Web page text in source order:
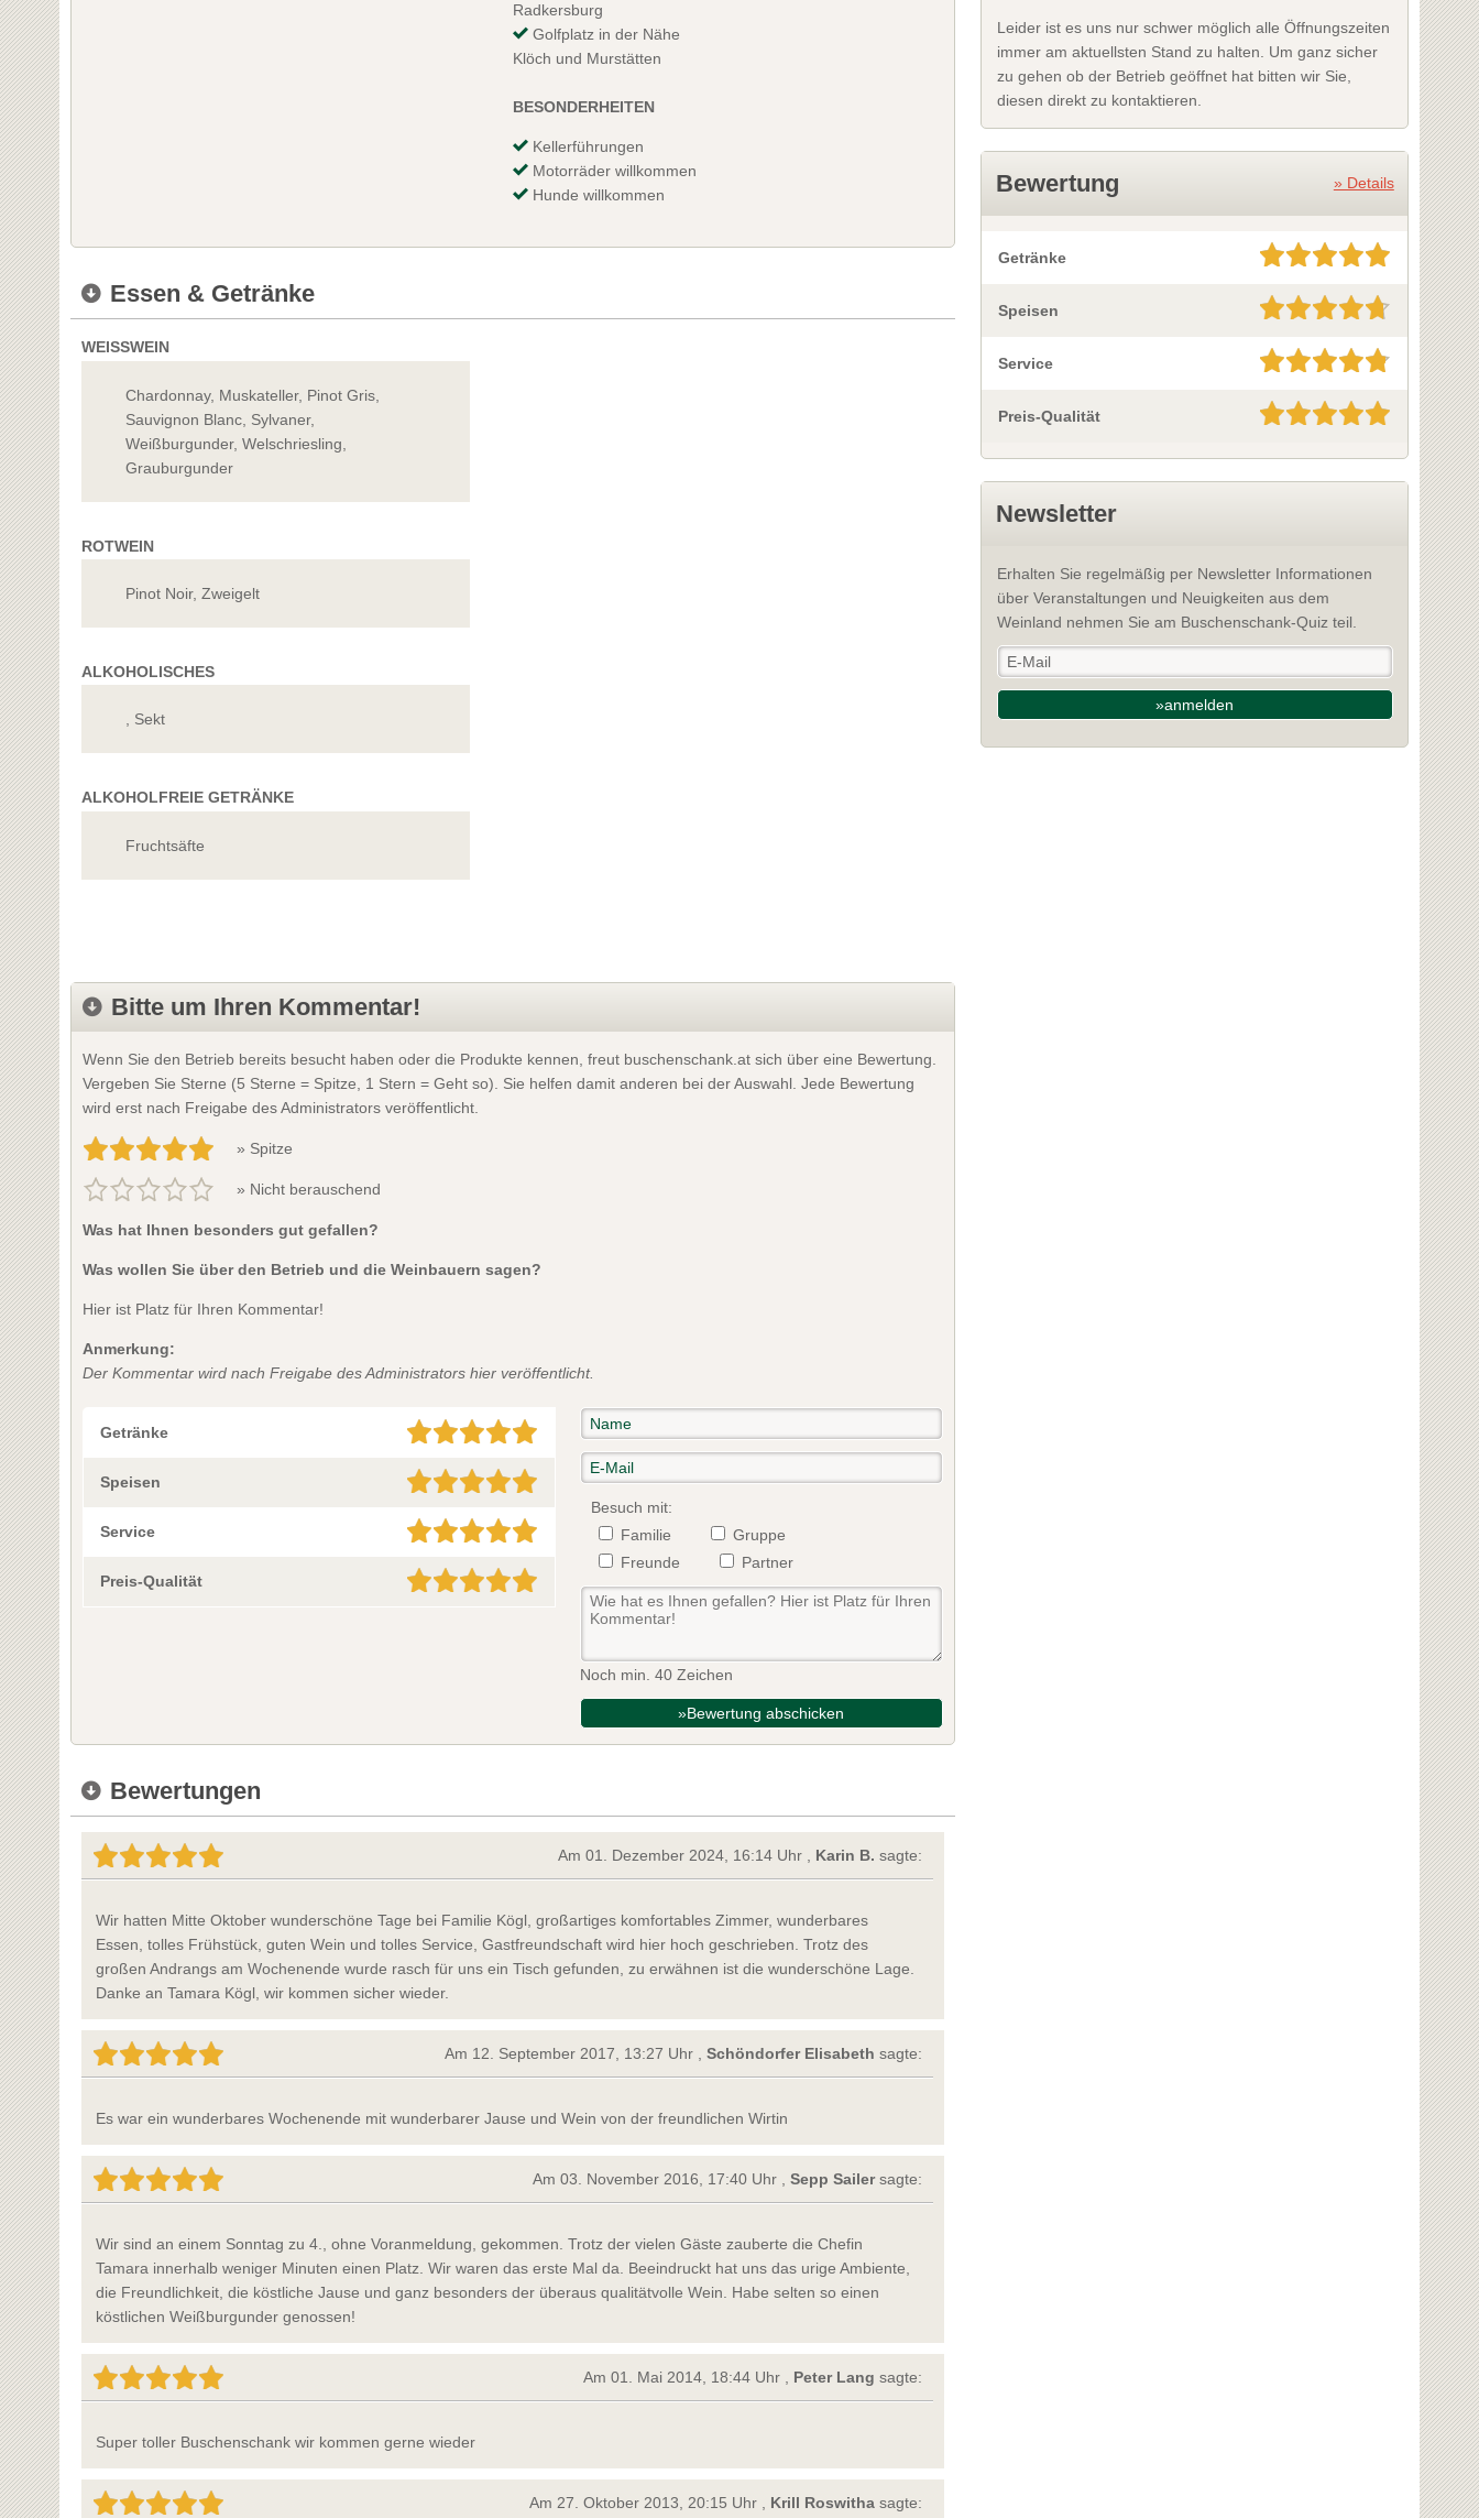
Radkersburg
Golfplatz in der Nähe
Klöch und Murstätten
BESONDERHEITEN
Kellerführungen
Motorräder willkommen
Hunde willkommen
Essen & Getränke
WEISSWEIN
Chardonnay, Muskateller, Pinot Gris,
Sauvignon Blanc, Sylvaner,
Weißburgunder, Welschriesling,
Grauburgunder
ROTWEIN
Pinot Noir, Zweigelt
ALKOHOLISCHES
, Sekt
ALKOHOLFREIE GETRÄNKE
Fruchtsäfte
Bitte um Ihren Kommentar!
Wenn Sie den Betrieb bereits besucht haben oder die Produkte kennen, freut buschenschank.at sich über eine Bewertung.
Vergeben Sie Sterne (5 Sterne = Spitze, 1 Stern = Geht so). Sie helfen damit anderen bei der Auswahl. Jede Bewertung
wird erst nach Freigabe des Administrators veröffentlicht.
» Spitze
» Nicht berauschend
Was hat Ihnen besonders gut gefallen?
Was wollen Sie über den Betrieb und die Weinbauern sagen?
Hier ist Platz für Ihren Kommentar!
Anmerkung:
Der Kommentar wird nach Freigabe des Administrators hier veröffentlicht.
Getränke
Speisen
Service
Preis-Qualität
Besuch mit:
Familie
Gruppe
Freunde
Partner
Noch min. 40 Zeichen
»Bewertung abschicken
Bewertungen
Am 01. Dezember 2024, 16:14 Uhr , Karin B. sagte:
Wir hatten Mitte Oktober wunderschöne Tage bei Familie Kögl, großartiges komfortables Zimmer, wunderbares
Essen, tolles Frühstück, guten Wein und tolles Service, Gastfreundschaft wird hier hoch geschrieben. Trotz des
großen Andrangs am Wochenende wurde rasch für uns ein Tisch gefunden, zu erwähnen ist die wunderschöne Lage.
Danke an Tamara Kögl, wir kommen sicher wieder.
Am 12. September 2017, 13:27 Uhr , Schöndorfer Elisabeth sagte:
Es war ein wunderbares Wochenende mit wunderbarer Jause und Wein von der freundlichen Wirtin
Am 03. November 2016, 17:40 Uhr , Sepp Sailersagte:
Wir sind an einem Sonntag zu 4., ohne Voranmeldung, gekommen. Trotz der vielen Gäste zauberte die Chefin
Tamara innerhalb weniger Minuten einen Platz. Wir waren das erste Mal da. Beeindruckt hat uns das urige Ambiente,
die Freundlichkeit, die köstliche Jause und ganz besonders der überaus qualitätvolle Wein. Habe selten so einen
köstlichen Weißburgunder genossen!
Am 01. Mai 2014, 18:44 Uhr , Peter Lang sagte:
Super toller Buschenschank wir kommen gerne wieder
Am 27. Oktober 2013, 20:15 Uhr , Krill Roswithasagte:
Leider ist es uns nur schwer möglich alle Öffnungszeiten
immer am aktuellsten Stand zu halten. Um ganz sicher
zu gehen ob der Betrieb geöffnet hat bitten wir Sie,
diesen direkt zu kontaktieren.
» Details
Bewertung
Getränke
Speisen
Service
Preis-Qualität
Newsletter
Erhalten Sie regelmäßig per Newsletter Informationen
über Veranstaltungen und Neuigkeiten aus dem
Weinland nehmen Sie am Buschenschank-Quiz teil.
»anmelden